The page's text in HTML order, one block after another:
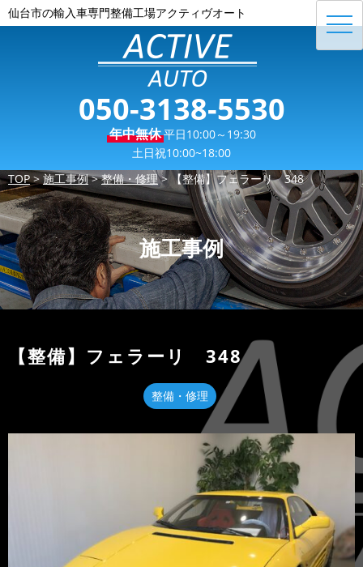
仙台市の輸入車専門整備工場アクティヴオート
050-3138-5530
年中無休平日10:00～19:30
土日祝10:00~18:00
TOP>施工事例>整備・修理> 【整備】フェラーリ 348
施工事例
【整備】フェラーリ 348
整備・修理